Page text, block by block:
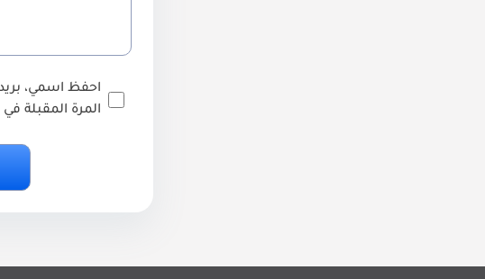
احفظ اسمي،
المرة المقبلة